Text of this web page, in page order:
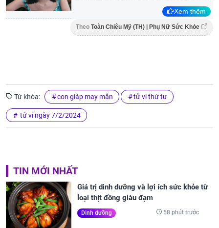
Xem thêm
Theo Toàn Chiêu Mỹ (TH) | Phụ Nữ Sức Khỏe
Từ khóa: con giáp may mắn tử vi thứ tư
tử vi ngày 7/2/2024
TIN MỚI NHẤT
Giá trị dinh dưỡng và lợi ích sức khỏe từ
loại thịt đồng giàu đạm
Dinh dưỡng 58 phút trước